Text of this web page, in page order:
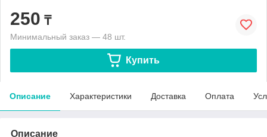
250 ₸
Минимальный заказ — 48 шт.
Купить
Описание Характеристики Доставка Оплата
Описание